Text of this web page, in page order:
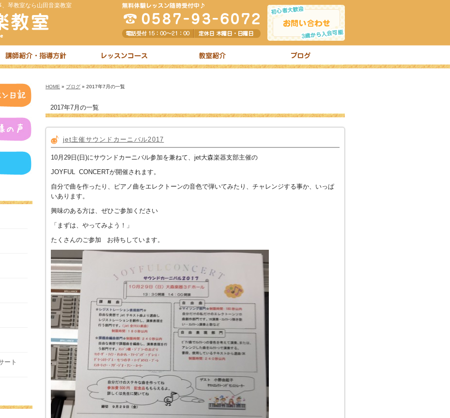
琴教室なら山田音楽教室
HOME » ブログ » 2017年7月の一覧
2017年7月の一覧
jet主催サウンドカーニバル2017
10月29日(日)にサウンドカーニバル参加を兼ねて、jet大森楽器支部主催の
JOYFUL CONCERTが開催されます。
自分で曲を作ったり、ピアノ曲をエレクトーンの音色で弾いてみたり、チャレンジする事か、いっぱ
いあります。
興味のある方は、ぜひご参加ください
「まずは、やってみよう！」
たくさんのご参加 お待ちしています。
ート